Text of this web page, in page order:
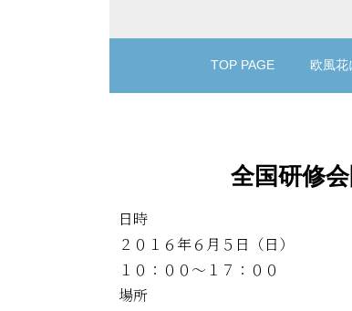
TOP PAGE 欧風花
全国研修
日時
２０１６年６月５日（日）
１０：００～１７：００
場所